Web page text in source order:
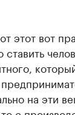
этот вот
на эти